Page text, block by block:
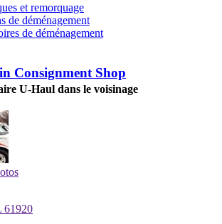
et remorquage
de déménagement
de déménagement
Consignment Shop
U-Haul dans le voisinage
61920